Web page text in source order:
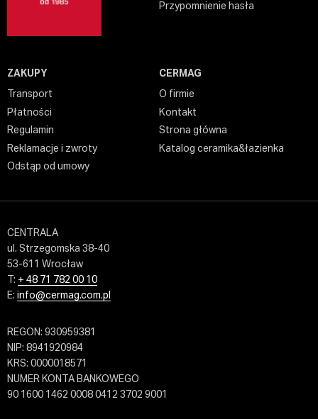
Przypomnienie hasła
ZAKUPY
Transport
Płatności
Regulamin
Reklamacje i zwroty
Odstąp od umowy
CERMAG
O firmie
Kontakt
Strona główna
Katalog ceramika&łazienka
CENTRALA
ul. Strzegomska 38-40
53-611 Wrocław
T: + 48 71 782 00 10
E: info@cermag.com.pl
REGON: 930959381
NIP: 8941920984
KRS: 0000018571
NUMER KONTA BANKOWEGO
90 1600 1462 0008 0412 3702 9001